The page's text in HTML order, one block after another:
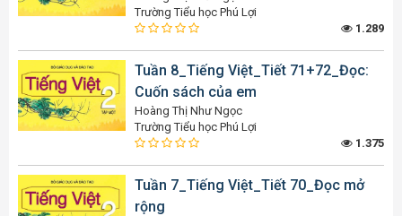
Trường Tiểu học Phú Lợi
1.289
Tuần 8_Tiếng Việt_Tiết 71+72_Đọc:
Cuốn sách của em
Hoàng Thị Như Ngọc
Trường Tiểu học Phú Lợi
1.375
Tuần 7_Tiếng Việt_Tiết 70_Đọc mở
rộng